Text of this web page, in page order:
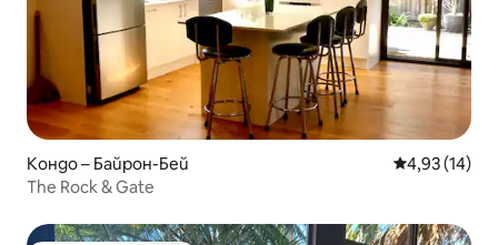
Кондо – Байрон-Бей Средна
4,93 (14)
The Rock & Gate